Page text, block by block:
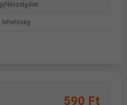
lehetőség
590 Ft